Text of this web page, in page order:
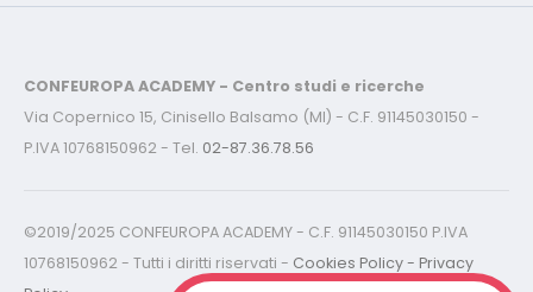
CONFEUROPA ACADEMY - Centro studi e ricerche
Via Copernico 15, Cinisello Balsamo (MI) - C.F. 91145030150 -
P.IVA 10768150962 - Tel. 02-87.36.78.56
©2019/2025 CONFEUROPA ACADEMY - C.F. 91145030150 P.IVA
10768150962 - Tutti i diritti riservati - Cookies Policy - Privacy